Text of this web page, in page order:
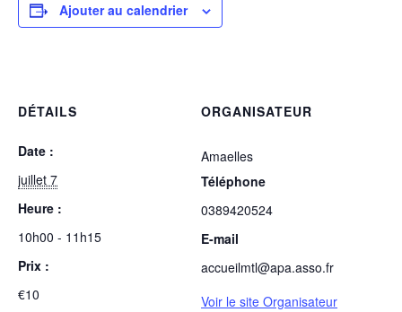
Ajouter au calendrier
DÉTAILS
Date :
juillet 7
Heure :
10h00 - 11h15
Prix :
€10
ORGANISATEUR
Amaelles
Téléphone
0389420524
E-mail
accueilmtl@apa.asso.fr
Voir le site Organisateur